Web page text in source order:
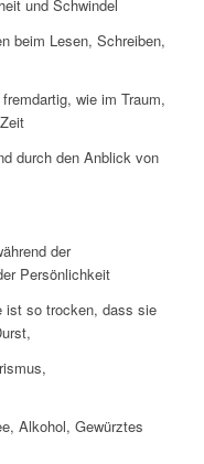
und Schwindel
beim Lesen, Schreiben,
wie im Traum,
durch den Anblick von
der
Persönlichkeit
ist so trocken, dass sie
Alkohol, Gewürztes